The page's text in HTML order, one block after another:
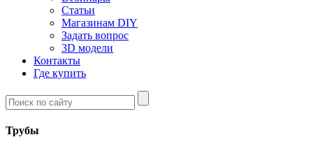
Статьи
Магазинам DIY
Задать вопрос
3D модели
Контакты
Где купить
Трубы